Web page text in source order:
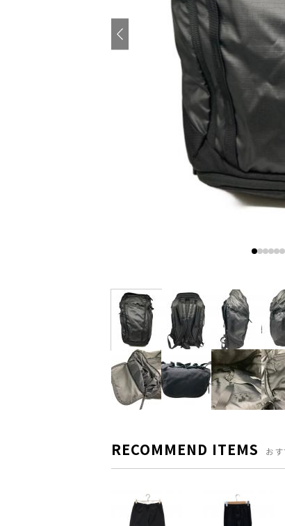
RECOMMEND ITEMS お